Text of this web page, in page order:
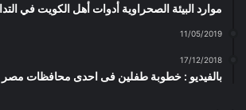
موارد البيئة الصحراوية أدوات أهل الكويت في
11/05/2019
17/12/2018
بالفيديو : خطوبة طفلين فى احدى محافظات مصر